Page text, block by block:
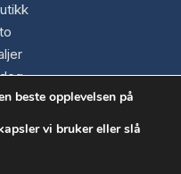
beste opplevelsen på
vi bruker eller slå